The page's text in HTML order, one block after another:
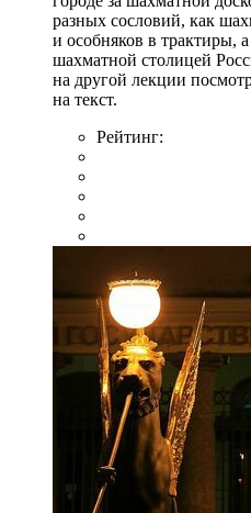
разных сословий, как
и особняков в трактиры,
шахматной столицей
на другой лекции
на текст.
Рейтинг: